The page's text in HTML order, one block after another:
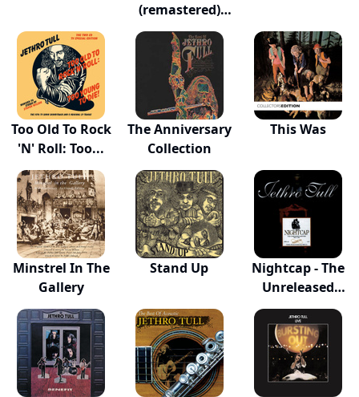
(remastered)
(aqu...
Too Old To Rock
'N' Roll: Too...
The Anniversary
Collection
This Was
Minstrel In The
Gallery
Stand Up
Nightcap - The
Unreleased
Mas...